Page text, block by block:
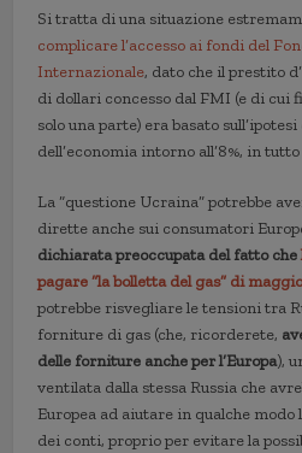
Si tratta di una situazione
complicare l’accesso ai fondi del
Internazionale, dato che il prestito
di dollari concesso dal FMI (e di cui
solo una parte) era basato
dell’economia intorno all’8%, in
La “questione Ucraina” potrebbe
dirette anche sui consumatori
dichiarata preoccupata del fatto che
pagare “la bolletta del gas” di
potrebbe risvegliare le tensioni tra
forniture di gas (che, ricorderete,
delle forniture anche per l’Europa),
ventilata dalla stessa Russia che
Europea ad aiutare in qualche modo
dei conti, proprio per evitare la